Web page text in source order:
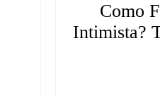
Como
Intimista?